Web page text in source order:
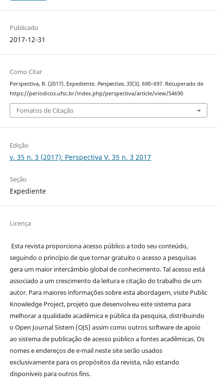
Publicado
2017-12-31
Como Citar
Perspectiva, R. (2017). Expediente. Perspectiva, 35(3), 690–697. Recuperado de
https://periodicos.ufsc.br/index.php/perspectiva/article/view/54690
Fomatos de Citação
Edição
v. 35 n. 3 (2017): Perspectiva V. 35 n. 3 2017
Seção
Expediente
Licença
Esta revista proporciona acesso público a todo seu conteúdo,
seguindo o princípio de que tornar gratuito o acesso a pesquisas
gera um maior intercâmbio global de conhecimento. Tal acesso está
associado a um crescimento da leitura e citação do trabalho de um
autor. Para maiores informações sobre esta abordagem, visite Public
Knowledge Project, projeto que desenvolveu este sistema para
melhorar a qualidade acadêmica e pública da pesquisa, distribuindo
o Open Journal Sistem (OJS) assim como outros software de apoio
ao sistema de publicação de acesso público a fontes acadêmicas. Os
nomes e endereços de e-mail neste site serão usados
exclusivamente para os propósitos da revista, não estando
disponíveis para outros fins.